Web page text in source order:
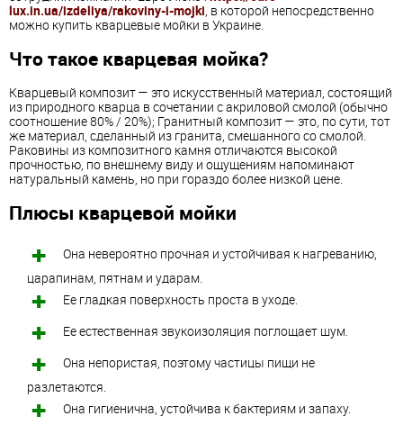
lux.in.ua/izdeliya/rakoviny-i-mojki, в которой непосредственно
можно купить кварцевые мойки в Украине.
Что такое кварцевая мойка?
Кварцевый композит — это искусственный материал, состоящий
из природного кварца в сочетании с акриловой смолой (обычно
соотношение 80% / 20%); Гранитный композит — это, по сути, тот
же материал, сделанный из гранита, смешанного со смолой.
Раковины из композитного камня отличаются высокой
прочностью, по внешнему виду и ощущениям напоминают
натуральный камень, но при гораздо более низкой цене.
Плюсы кварцевой мойки
Она невероятно прочная и устойчивая к нагреванию,
царапинам, пятнам и ударам.
Ее гладкая поверхность проста в уходе.
Ее естественная звукоизоляция поглощает шум.
Она непористая, поэтому частицы пищи не
разлетаются.
Она гигиенична, устойчива к бактериям и запаху.